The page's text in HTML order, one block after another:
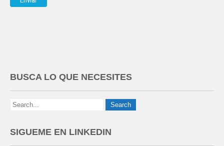
BUSCA LO QUE NECESITES
SIGUEME EN LINKEDIN